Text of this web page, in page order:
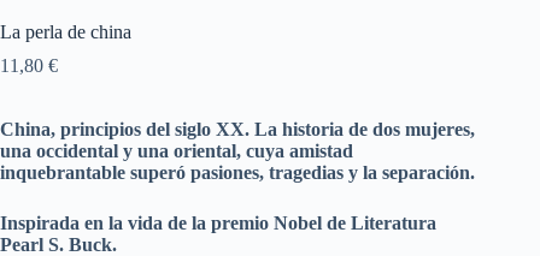
La perla de china
11,80 €
China, principios del siglo XX. La historia de dos mujeres,
una occidental y una oriental, cuya amistad
inquebrantable superó pasiones, tragedias y la separación.
Inspirada en la vida de la premio Nobel de Literatura
Pearl S. Buck.